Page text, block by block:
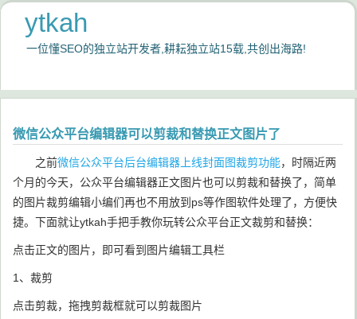
ytkah
一位懂SEO的独立站开发者,耕耘独立站15载,共创出海路!
微信公众平台编辑器可以剪裁和替换正文图片了
之前微信公众平台后台编辑器上线封面图裁剪功能，时隔近两
个月的今天，公众平台编辑器正文图片也可以剪裁和替换了，简单
的图片裁剪编辑小编们再也不用放到ps等作图软件处理了，方便快
捷。下面就让ytkah手把手教你玩转公众平台正文裁剪和替换：
点击正文的图片，即可看到图片编辑工具栏
1、裁剪
点击剪裁，拖拽剪裁框就可以剪裁图片